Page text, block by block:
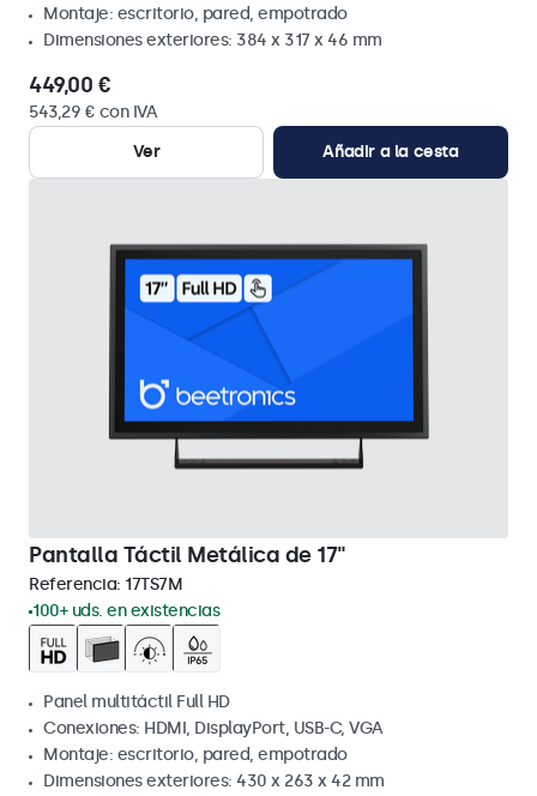
Montaje: escritorio, pared, empotrado
Dimensiones exteriores: 384 x 317 x 46 mm
449,00 €
543,29 € con IVA
Ver
Añadir a la cesta
Pantalla Táctil Metálica de 17"
Referencia: 17TS7M
100+ uds. en existencias
Panel multitáctil Full HD
Conexiones: HDMI, DisplayPort, USB-C, VGA
Montaje: escritorio, pared, empotrado
Dimensiones exteriores: 430 x 263 x 42 mm